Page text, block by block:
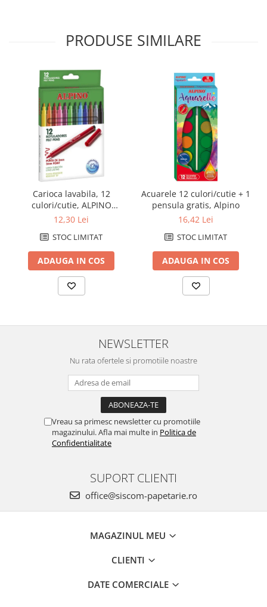
Articole din hartie
Caiete de birou
Cuburi din hartie
Etichete autoadezive
Hartie de calc si alte articole hartie
Hartie pentru copiator si
imprimanta
Hartie si carton pentru print color
Notite autoadezive
Registre si repertoare
Role hartie pentru fax si case de
Role hartie pentru plotter
Instrumente de scris de lux
Markere pe baza de apa
Markere pe baza de vopsea
Markere pentru CD/DVD
Markere pentru flipchart
Markere pentru tabla
Markere permanente
PRODUSE SIMILARE
Carioca lavabila, 12
culori/cutie, ALPINO
Standard - culori clasice
12,30 Lei
STOC LIMITAT
ADAUGA IN COS
Acuarele 12 culori/cutie + 1
pensula gratis, Alpino
16,42 Lei
STOC LIMITAT
ADAUGA IN COS
NEWSLETTER
Nu rata ofertele si promotiile noastre
Vreau sa primesc newsletter cu promotiile
magazinului. Afla mai multe in Politica de
Confidentialitate
SUPORT CLIENTI
office@siscom-papetarie.ro
MAGAZINUL MEU
CLIENTI
DATE COMERCIALE